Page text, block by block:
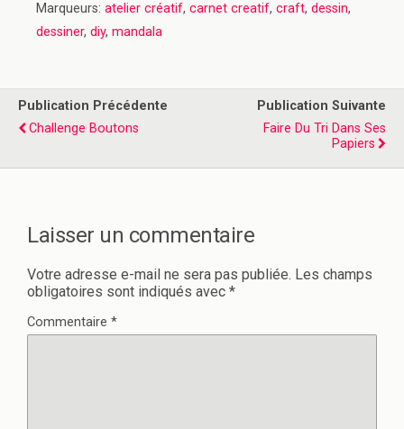
Marqueurs: atelier créatif, carnet creatif, craft, dessin,
dessiner, diy, mandala
Publication Précédente
Challenge Boutons
Publication Suivante
Faire Du Tri Dans Ses
Papiers
Laisser un commentaire
Votre adresse e-mail ne sera pas publiée. Les champs
obligatoires sont indiqués avec *
Commentaire *